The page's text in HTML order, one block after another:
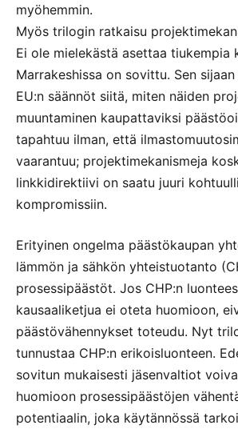
myöhemmin.
Myös trilogin ratkaisu
Ei ole mielekästä asettaa tiukempia
Marrakeshissa on sovittu. Sen
EU:n säännöt siitä, miten näiden
muuntaminen kaupattaviksi
tapahtuu ilman, että
vaarantuu; projektimekanismeja
linkkidirektiivi on saatu juuri
kompromissiin.
Erityinen ongelma päästökaupan
lämmön ja sähkön yhteistuotanto
prosessipäästöt. Jos CHP:n
kausaaliketjua ei oteta huomioon,
päästövähennykset toteudu. Nyt
tunnustaa CHP:n erikoisluonteen.
sovitun mukaisesti jäsenvaltiot
huomioon prosessipäästöjen
potentiaalin, joka käytännössä